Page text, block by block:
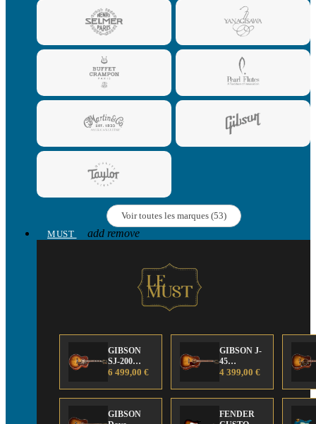
Voir toutes les marques (53)
MUST
add remove
GIBSON
SJ-200
Anniversary
Edition
6 499,00 €
GIBSON J-
45
Anniversary
Edition
4 399,00 €
GIBSON
FENDER